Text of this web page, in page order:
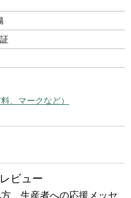
、マークなど）
ビュー
、生産者への応援メッセ